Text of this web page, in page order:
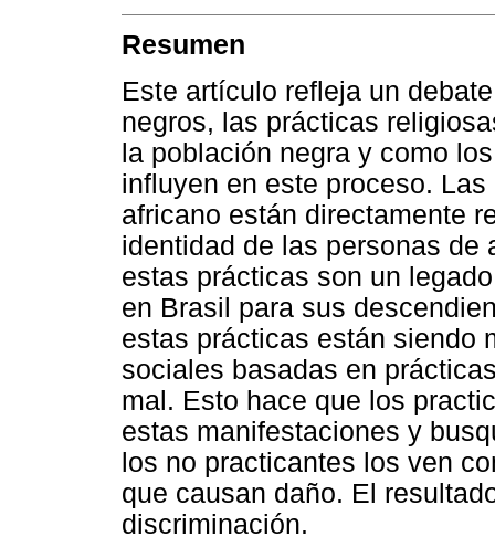
Resumen
Este artículo refleja un
negros, las prácticas
la población negra y como
influyen en este proceso.
africano están directamente
identidad de las personas de
estas prácticas son un
en Brasil para sus
estas prácticas están siendo
sociales basadas en
mal. Esto hace que los
estas manifestaciones y
los no practicantes los ven
que causan daño. El
discriminación.